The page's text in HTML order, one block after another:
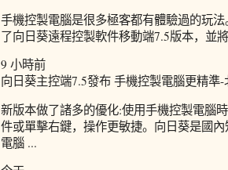
手機控製電腦是很多極客都有體驗過的玩
了向日葵遠程控製軟件移動端7.5版本，並
9 小時前
向日葵主控端7.5發布 手機控製電腦更精準-
新版本做了諸多的優化:使用手機控製電腦
件或單擊右鍵，操作更敏捷。向日葵是國
電腦 ...